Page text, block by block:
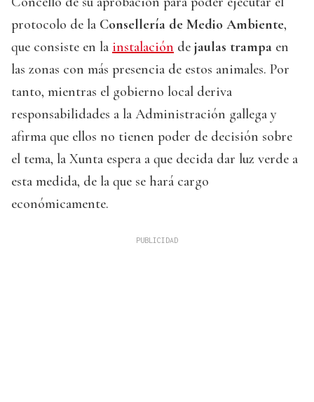
protocolo de la Consellería de Medio Ambiente,
que consiste en la instalación de jaulas trampa en
las zonas con más presencia de estos animales. Por
tanto, mientras el gobierno local deriva
responsabilidades a la Administración gallega y
afirma que ellos no tienen poder de decisión sobre
el tema, la Xunta espera a que decida dar luz verde a
esta medida, de la que se hará cargo
económicamente.